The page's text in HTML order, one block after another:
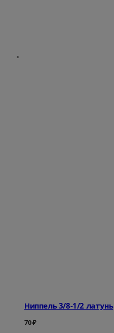
Ниппель 3/8-1/2 латунь
70₽